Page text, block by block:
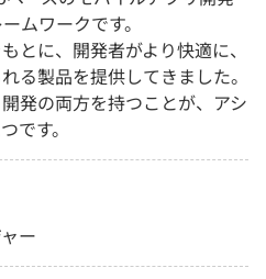
ムワークです。
とに、開発者がより快適に、
る製品を提供してきました。
発の両方を持つことが、アシ
です。
ー